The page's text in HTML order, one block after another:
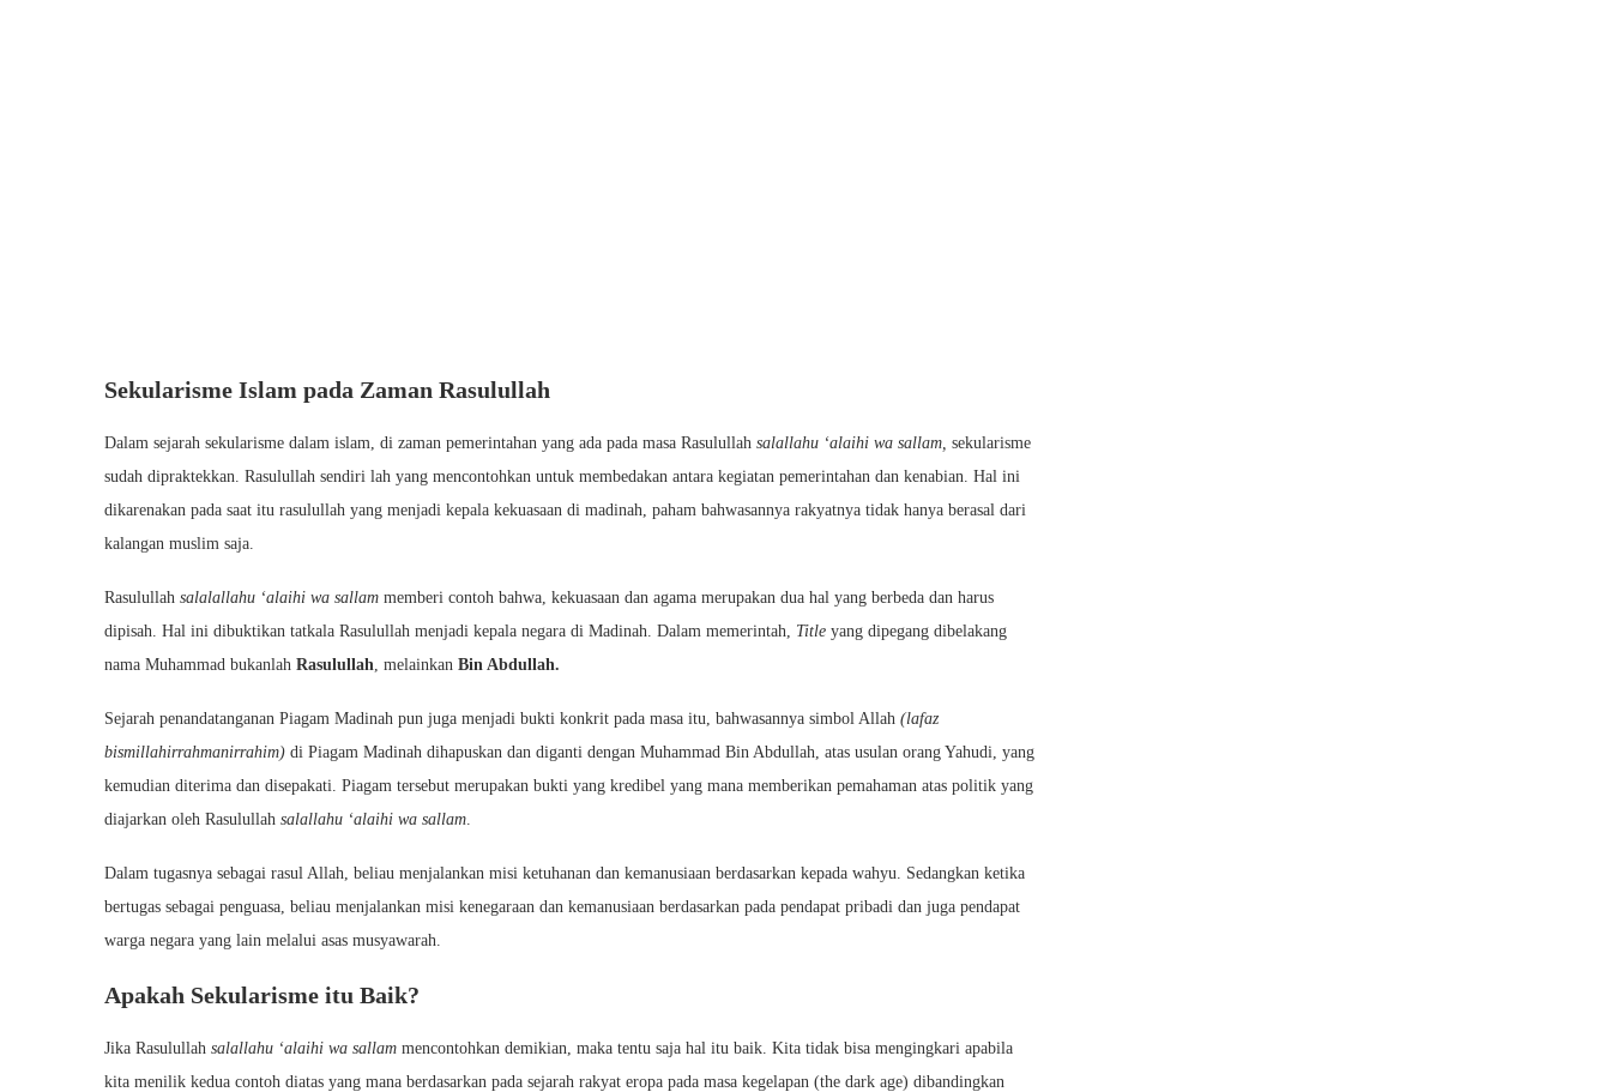
Sekularisme Islam pada Zaman Rasulullah
Dalam sejarah sekularisme dalam islam, di zaman pemerintahan yang ada pada masa Rasulullah salallahu ‘alaihi wa sallam, sekularisme
sudah dipraktekkan. Rasulullah sendiri lah yang mencontohkan untuk membedakan antara kegiatan pemerintahan dan kenabian. Hal ini
dikarenakan pada saat itu rasulullah yang menjadi kepala kekuasaan di madinah, paham bahwasannya rakyatnya tidak hanya berasal dari
kalangan muslim saja.
Rasulullah salalallahu ‘alaihi wa sallam memberi contoh bahwa, kekuasaan dan agama merupakan dua hal yang berbeda dan harus
dipisah. Hal ini dibuktikan tatkala Rasulullah menjadi kepala negara di Madinah. Dalam memerintah, Title yang dipegang dibelakang
nama Muhammad bukanlah Rasulullah, melainkan Bin Abdullah.
Sejarah penandatanganan Piagam Madinah pun juga menjadi bukti konkrit pada masa itu, bahwasannya simbol Allah (lafaz
bismillahirrahmanirrahim) di Piagam Madinah dihapuskan dan diganti dengan Muhammad Bin Abdullah, atas usulan orang Yahudi, yang
kemudian diterima dan disepakati. Piagam tersebut merupakan bukti yang kredibel yang mana memberikan pemahaman atas politik yang
diajarkan oleh Rasulullah salallahu ‘alaihi wa sallam.
Dalam tugasnya sebagai rasul Allah, beliau menjalankan misi ketuhanan dan kemanusiaan berdasarkan kepada wahyu. Sedangkan ketika
bertugas sebagai penguasa, beliau menjalankan misi kenegaraan dan kemanusiaan berdasarkan pada pendapat pribadi dan juga pendapat
warga negara yang lain melalui asas musyawarah.
Apakah Sekularisme itu Baik?
Jika Rasulullah salallahu ‘alaihi wa sallam mencontohkan demikian, maka tentu saja hal itu baik. Kita tidak bisa mengingkari apabila
kita menilik kedua contoh diatas yang mana berdasarkan pada sejarah rakyat eropa pada masa kegelapan (the dark age) dibandingkan